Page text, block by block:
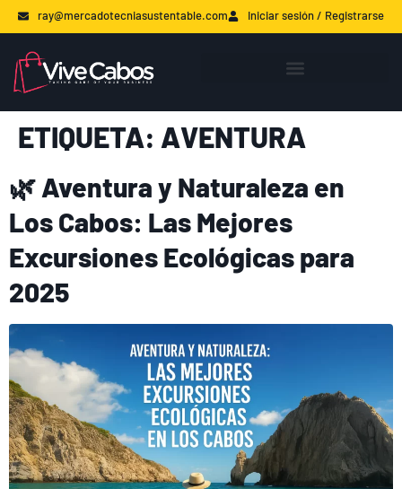
ray@mercadotecniasustentable.com Iniciar sesión / Registrarse
ETIQUETA: AVENTURA
🌿 Aventura y Naturaleza en
Los Cabos: Las Mejores
Excursiones Ecológicas para
2025